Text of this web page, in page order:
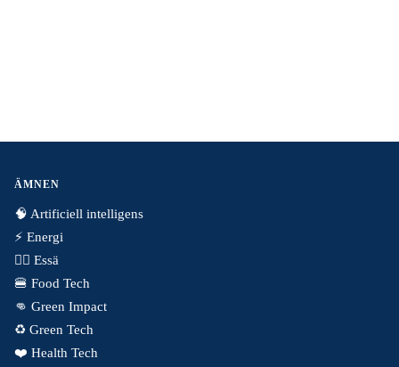
ÄMNEN
🧠 Artificiell intelligens
⚡️ Energi
✍🏼 Essä
🍔 Food Tech
👊 Green Impact
♻️ Green Tech
❤️ Health Tech